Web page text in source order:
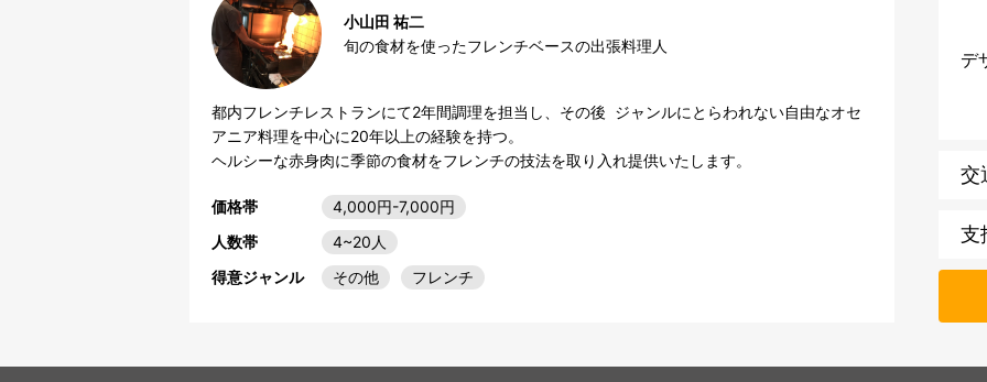
小山田 祐二
旬の食材を使ったフレンチベースの出張料理人
都内フレンチレストランにて2年間調理を担当し、その後  ジャンルにとらわれない自由なオセ
アニア料理を中心に20年以上の経験を持つ。
ヘルシーな赤身肉に季節の食材をフレンチの技法を取り入れ提供いたします。
価格帯
4,000円-7,000円
人数帯
4~20人
得意ジャンル
その他 フレンチ
デ
交
支